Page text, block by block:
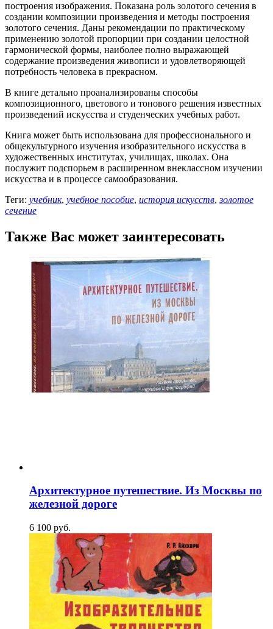
построения изображения. Показана роль золотого сечения в
создании композиции произведения и методы построения
золотого сечения. Даны рекомендации по практическому
применению золотой пропорции при создании целостной
гармонической формы, наиболее полно выражающей
содержание произведения живописи и удовлетворяющей
потребность человека в прекрасном.
В книге детально проанализированы способы
композиционного, цветового и тонового решения известных
произведений искусства и студенческих учебных работ.
Книга может быть использована для профессионального и
общекультурного изучения изобразительного искусства в
художественных институтах, училищах, школах. Она
послужит подспорьем в расширенном внеклассном изучении
искусства и в процессе самообразования.
Теги: учебник, учебное пособие, история искусств,золотое
сечение
Также Вас может заинтересовать
Архитектурное путешествие. Из Москвы по
железной дороге
6 100 pуб.